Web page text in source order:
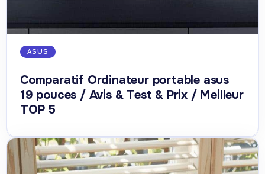
ASUS
Comparatif Ordinateur portable asus
19 pouces / Avis & Test & Prix / Meilleur
TOP 5